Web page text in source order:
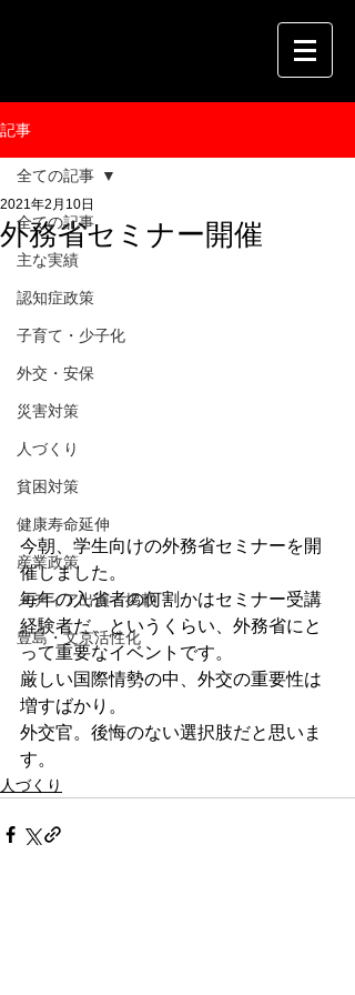
記事
全ての記事
主な実績
認知症政策
子育て・少子化
外交・安保
災害対策
人づくり
貧困対策
健康寿命延伸
産業政策
メディア出演・掲載
豊島・文京活性化
全ての記事
外務省セミナー開催
2021年2月10日
今朝、学生向けの外務省セミナーを開
催しました。
毎年の入省者の何割かはセミナー受講
経験者だ、というくらい、外務省にと
って重要なイベントです。
厳しい国際情勢の中、外交の重要性は
増すばかり。
外交官。後悔のない選択肢だと思いま
す。
人づくり